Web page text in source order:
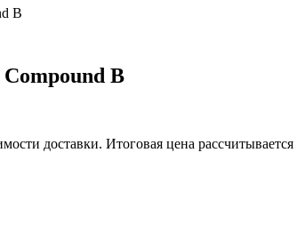
B
B
доставки. Итоговая цена